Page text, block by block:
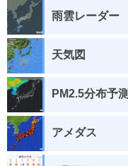
雨雲レーダー
天気図
PM2.5分布予測
アメダス